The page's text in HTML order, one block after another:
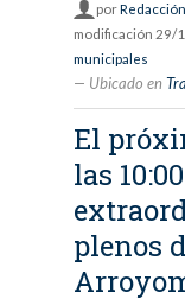
porRedacción
modificación 29/
municipales
Ubicado en
El
las
plenos